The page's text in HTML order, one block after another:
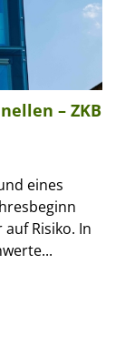
– ZKB
eines
Risiko. In